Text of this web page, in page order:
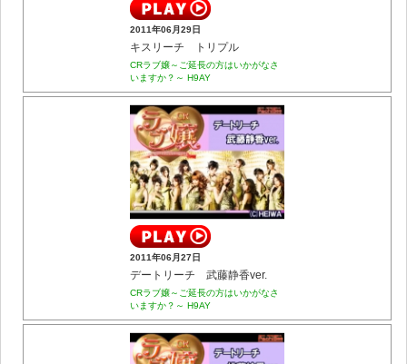
2011年06月29日
キスリーチ トリプル
CRラブ嬢～ご延長の方はいかがなさ
いますか？～ H9AY
2011年06月27日
デートリーチ 武藤静香ver.
CRラブ嬢～ご延長の方はいかがなさ
いますか？～ H9AY